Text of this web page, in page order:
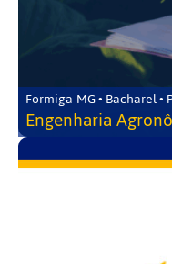
Formiga-MG • Bacharel •
Engenharia